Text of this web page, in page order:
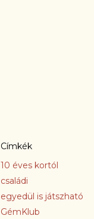
Címkék
10 éves kortól
családi
egyedül is játszható
GémKlub